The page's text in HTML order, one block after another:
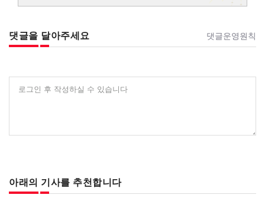
댓글을 달아주세요 댓글운영원칙
로그인 후 작성하실 수 있습니다
아래의 기사를 추천합니다